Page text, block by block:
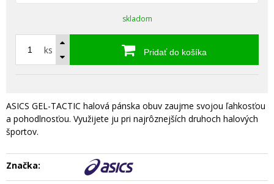
skladom
ks Pridať do košíka
ASICS GEL-TACTIC halová pánska obuv zaujme svojou ľahkosťou
a pohodlnosťou. Využijete ju pri najrôznejších druhoch halových
športov.
Značka: